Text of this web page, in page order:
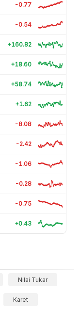
-0.77
-0.54
+160.82
+18.60
+58.74
+1.62
-8.08
-2.42
-1.06
-0.28
-0.75
+0.43
Nilai Tukar
Karet